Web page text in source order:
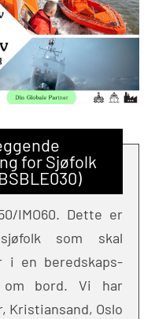
for Sjøfolk
IMO60. Dette er
som skal
i en beredskaps-
om bord. Vi har
Kristiansand, Oslo